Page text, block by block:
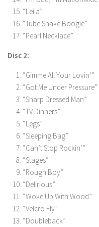
“Leila”
“Tube Snake Boogie”
“Pearl Necklace”
Disc 2:
“Gimme All Your Lovin’”
“Got Me Under Pressure”
“Sharp Dressed Man”
“TV Dinners”
“Legs”
“Sleeping Bag”
“Can’t Stop Rockin’”
“Stages”
“Rough Boy”
“Delirious”
“Woke Up With Wood”
“Velcro Fly”
“Doubleback”